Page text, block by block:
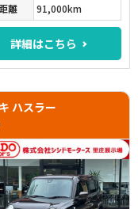
離
91,000km
詳細はこちら
ハスラー